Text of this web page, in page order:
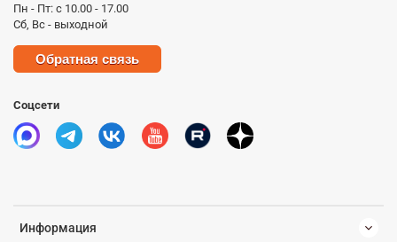
Информация
Пн - Пт: с 10.00 - 17.00
Сб, Вс - выходной
Обратная связь
Соцсети